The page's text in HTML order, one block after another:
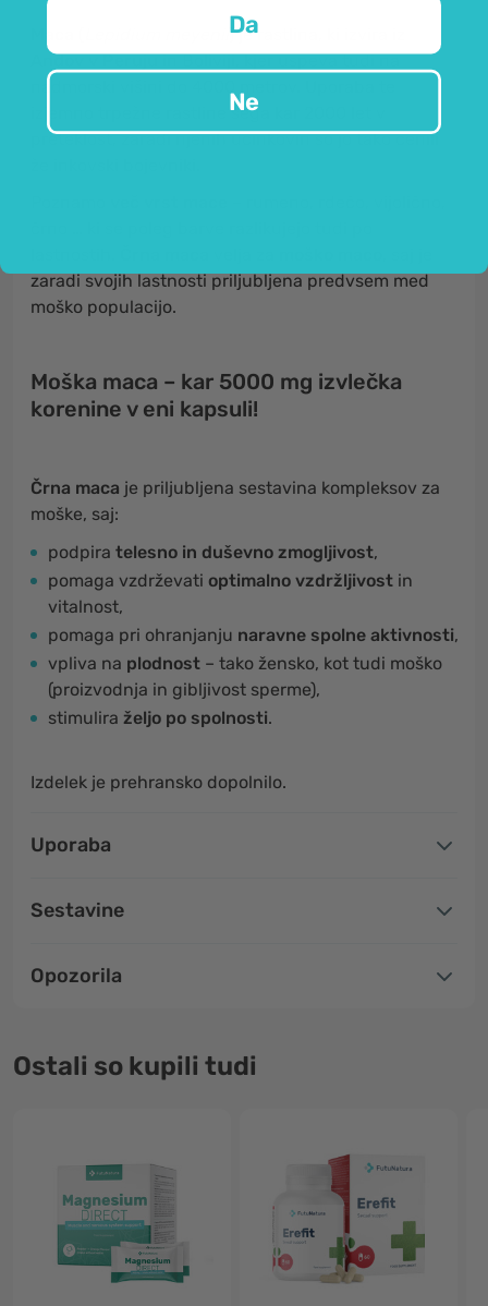
) je rastlina, ki izvira iz
Andov v Perujuin Boliviji, kjer uspeva tudi na
izjemno trpežne rastline sega kar 2000 let v
preteklost, zaradi njenih učinkovin so jo tako cenili
zaradi svojih lastnosti priljubljena predvsem med
moško populacijo.
Moška maca – kar 5000 mg izvlečka
korenine v eni kapsuli!
Črna maca je priljubljena sestavina kompleksov za
moške, saj:
podpira telesno in duševno zmogljivost,
pomaga vzdrževati optimalno vzdržljivost in
vitalnost,
pomaga pri ohranjanju naravne spolne aktivnosti,
vpliva na plodnost – tako žensko, kot tudi moško
(proizvodnja in gibljivost sperme),
stimulira željo po spolnosti.
Izdelek je prehransko dopolnilo.
Uporaba
Sestavine
Opozorila
Ostali so kupili tudi
Da
Ne